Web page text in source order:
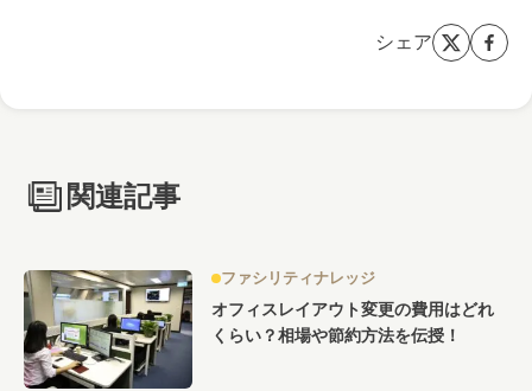
シェア
関連記事
ファシリティナレッジ
オフィスレイアウト変更の費用はどれ
くらい？相場や節約方法を伝授！